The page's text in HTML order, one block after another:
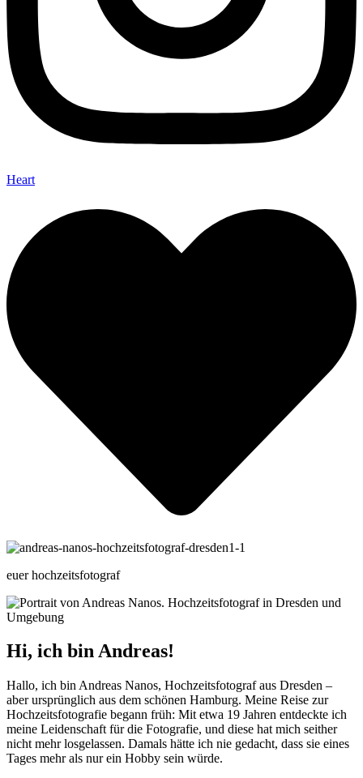
Heart
euer hochzeitsfotograf
Hi, ich bin Andreas!
Hallo, ich bin Andreas Nanos, Hochzeitsfotograf aus Dresden –
aber ursprünglich aus dem schönen Hamburg. Meine Reise zur
Hochzeitsfotografie begann früh: Mit etwa 19 Jahren entdeckte ich
meine Leidenschaft für die Fotografie, und diese hat mich seither
nicht mehr losgelassen. Damals hätte ich nie gedacht, dass sie eines
Tages mehr als nur ein Hobby sein würde.